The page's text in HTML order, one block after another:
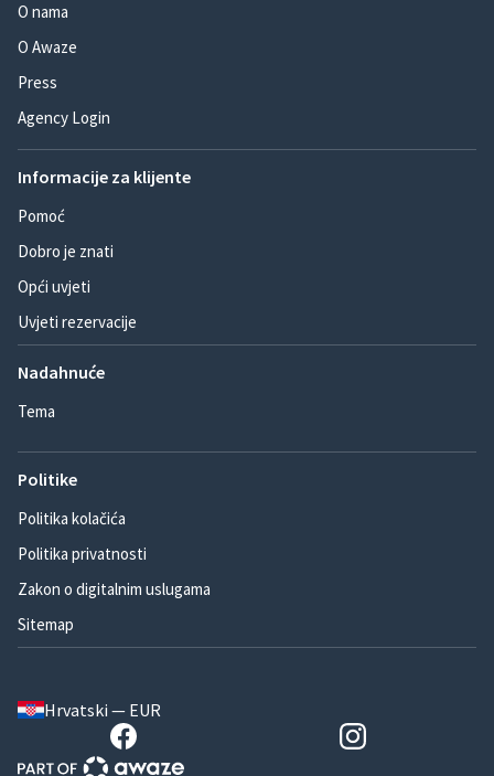
O nama
O Awaze
Press
Agency Login
Informacije za klijente
Pomoć
Dobro je znati
Opći uvjeti
Uvjeti rezervacije
Nadahnuće
Tema
Politike
Politika kolačića
Politika privatnosti
Zakon o digitalnim uslugama
Sitemap
Hrvatski — EUR